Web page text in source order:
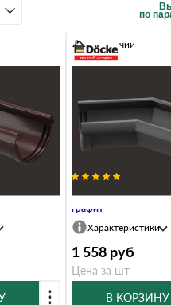
по
LUX,
Угловой элемент
графит
В наличии
Характеристики
1 558 руб
Цена за шт
В КОРЗИНУ